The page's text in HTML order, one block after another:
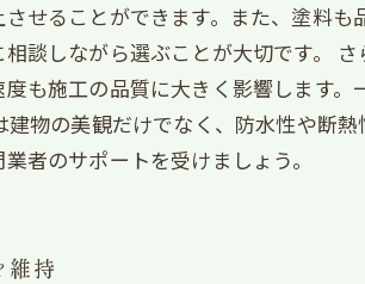
せることができます。また、塗料
談しながら選ぶことが大切です。
も施工の品質に大きく影響します
建物の美観だけでなく、防水性や断
者のサポートを受けましょう。
維持